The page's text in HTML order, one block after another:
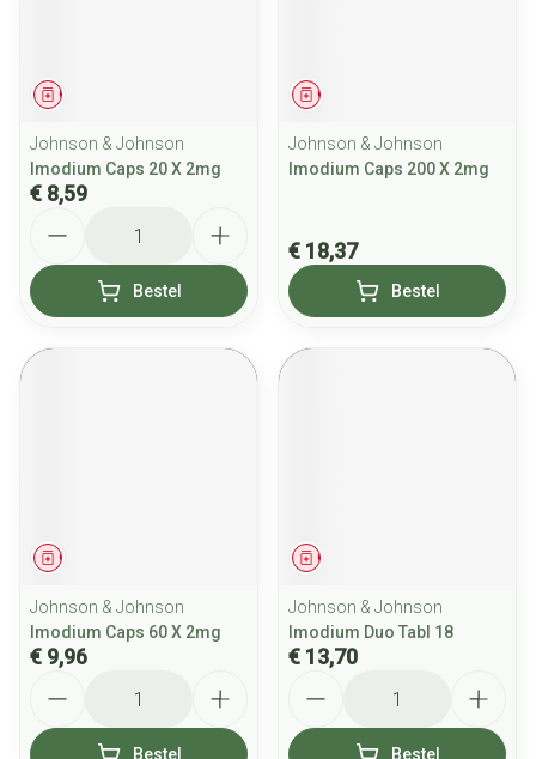
Geneesmiddel
Johnson & Johnson
Imodium Caps 20 X 2mg
€ 8,59
Bestel
Geneesmiddel
Johnson & Johnson
Imodium Caps 200 X 2mg
€ 18,37
Bestel
Geneesmiddel
Johnson & Johnson
Imodium Caps 60 X 2mg
€ 9,96
Bestel
Geneesmiddel
Johnson & Johnson
Imodium Duo Tabl 18
€ 13,70
Bestel